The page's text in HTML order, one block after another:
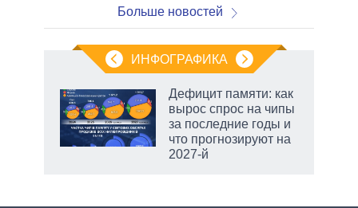
Больше новостей
ИНФОГРАФИКА
Дефицит памяти: как
вырос спрос на чипы
за последние годы и
что прогнозируют на
2027-й